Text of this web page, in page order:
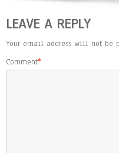
LEAVE A REPLY
Your email address will not be
Comment*